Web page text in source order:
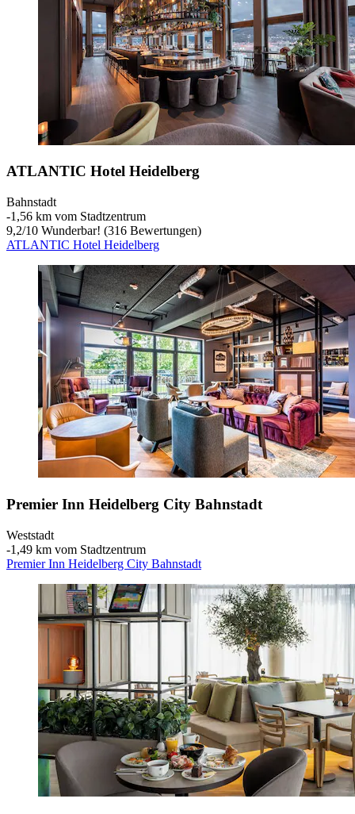
ATLANTIC Hotel Heidelberg
Bahnstadt
‐1,56 km vom Stadtzentrum
9,2/10 Wunderbar! (316 Bewertungen)
ATLANTIC Hotel Heidelberg
Premier Inn Heidelberg City Bahnstadt
Weststadt
‐1,49 km vom Stadtzentrum
Premier Inn Heidelberg City Bahnstadt